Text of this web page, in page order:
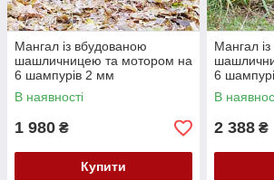
Мангал із вбудованою
шашличницею та мотором на
6 шампурів 2 мм
В наявності
1 980 ₴
Купити
Мангал
6
В
2 388 ₴